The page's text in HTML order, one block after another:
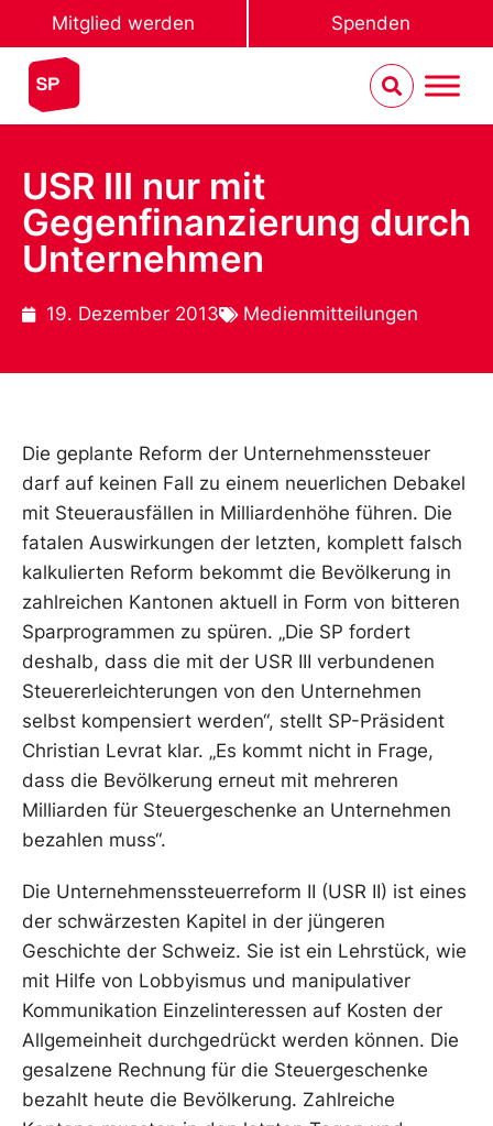
Mitglied werden Spenden
USR III nur mit
Gegenfinanzierung durch
Unternehmen
19. Dezember 2013 Medienmitteilungen
Die geplante Reform der Unternehmenssteuer
darf auf keinen Fall zu einem neuerlichen Debakel
mit Steuerausfällen in Milliardenhöhe führen. Die
fatalen Auswirkungen der letzten, komplett falsch
kalkulierten Reform bekommt die Bevölkerung in
zahlreichen Kantonen aktuell in Form von bitteren
Sparprogrammen zu spüren. „Die SP fordert
deshalb, dass die mit der USR III verbundenen
Steuererleichterungen von den Unternehmen
selbst kompensiert werden“, stellt SP-Präsident
Christian Levrat klar. „Es kommt nicht in Frage,
dass die Bevölkerung erneut mit mehreren
Milliarden für Steuergeschenke an Unternehmen
bezahlen muss“.
Die Unternehmenssteuerreform II (USR II) ist eines
der schwärzesten Kapitel in der jüngeren
Geschichte der Schweiz. Sie ist ein Lehrstück, wie
mit Hilfe von Lobbyismus und manipulativer
Kommunikation Einzelinteressen auf Kosten der
Allgemeinheit durchgedrückt werden können. Die
gesalzene Rechnung für die Steuergeschenke
bezahlt heute die Bevölkerung. Zahlreiche